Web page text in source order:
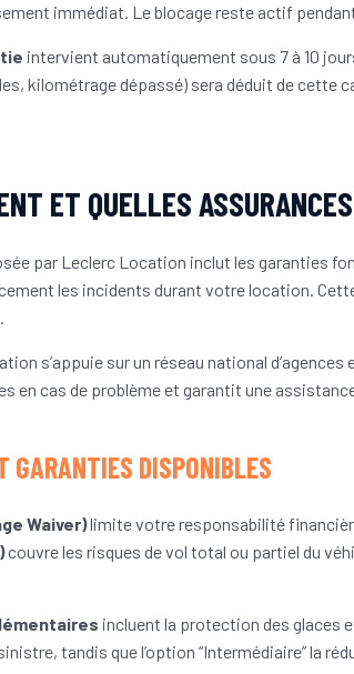
immédiat. Le blocage reste actif
intervient automatiquement sous 7 à 10
kilométrage dépassé) sera déduit de cette
ET QUELLES
par Leclerc Location inclut les garanties
les incidents durant votre location.
s’appuie sur un réseau national
en cas de problème et garantit une
GARANTIES DISPONIBLES
Waiver)limite votre responsabilité
couvre les risques de vol total ou partiel du
incluent la protection des glaces
tandis que l’option “Intermédiaire” la